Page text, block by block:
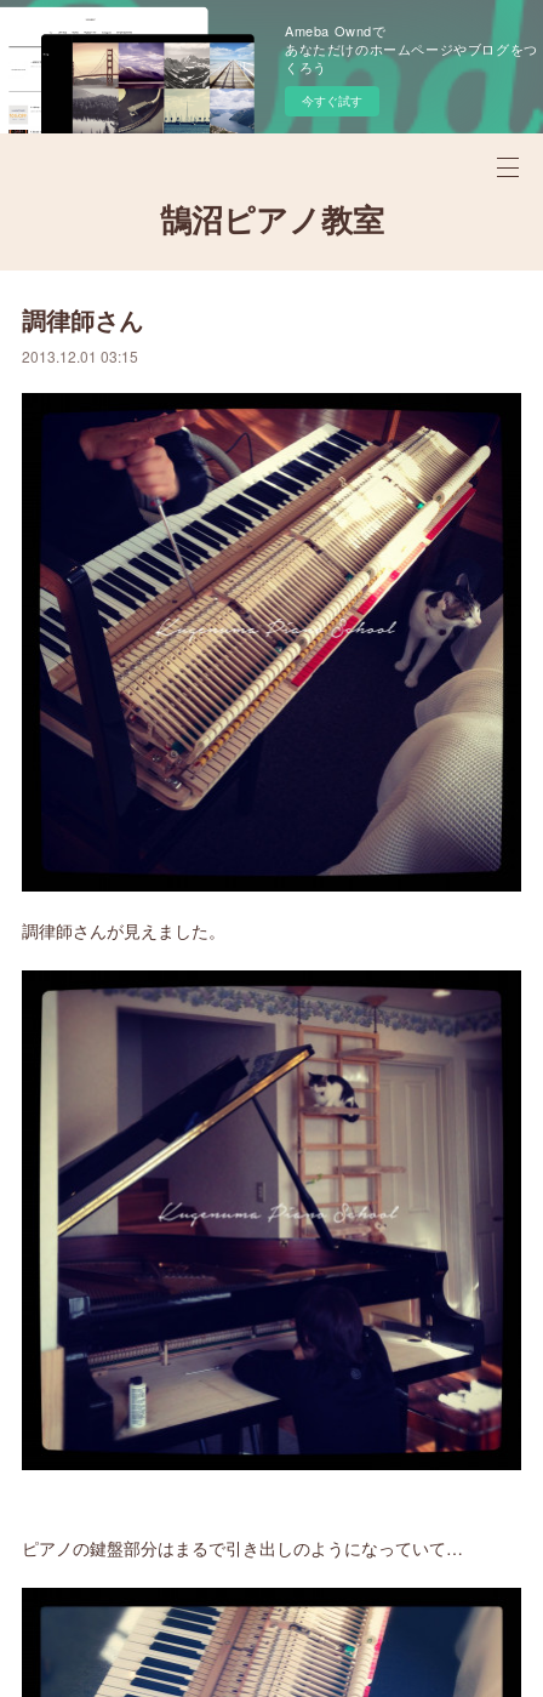
Ameba Owndで
あなただけのホームページやブログをつ
くろう
今すぐ試す
鵠沼ピアノ教室
調律師さん
2013.12.01 03:15
調律師さんが見えました。
ピアノの鍵盤部分はまるで引き出しのようになっていて…